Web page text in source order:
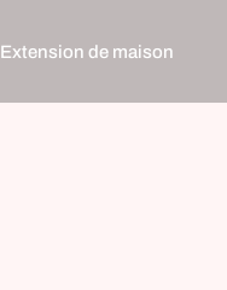
Extension de maison